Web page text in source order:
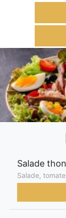
Salade thon
Salade,